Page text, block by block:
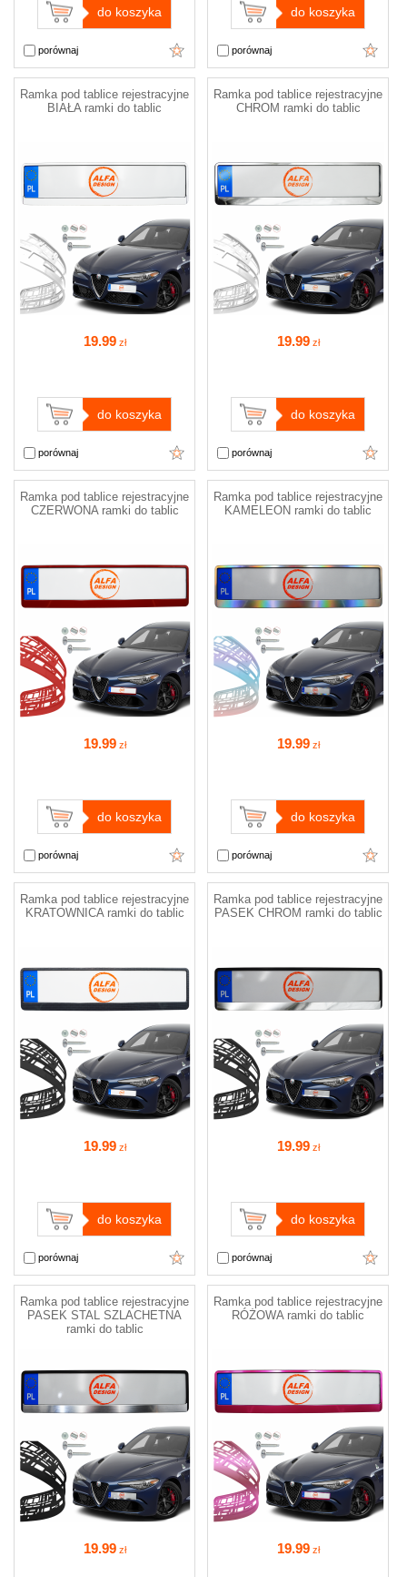
do koszyka
porównaj
do koszyka
porównaj
Ramka pod tablice rejestracyjne
BIAŁA ramki do tablic
19.99 zł
do koszyka
porównaj
Ramka pod tablice rejestracyjne
CHROM ramki do tablic
19.99 zł
do koszyka
porównaj
Ramka pod tablice rejestracyjne
CZERWONA ramki do tablic
19.99 zł
do koszyka
porównaj
Ramka pod tablice rejestracyjne
KAMELEON ramki do tablic
19.99 zł
do koszyka
porównaj
Ramka pod tablice rejestracyjne
KRATOWNICA ramki do tablic
19.99 zł
do koszyka
porównaj
Ramka pod tablice rejestracyjne
PASEK CHROM ramki do tablic
19.99 zł
do koszyka
porównaj
Ramka pod tablice rejestracyjne
PASEK STAL SZLACHETNA
ramki do tablic
19.99 zł
Ramka pod tablice rejestracyjne
RÓŻOWA ramki do tablic
19.99 zł